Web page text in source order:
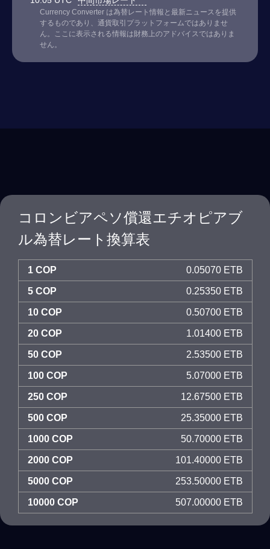
Currency Converter は為替レート情報と最新ニュースを提供
するものであり、通貨取引プラットフォームではありませ
ん。ここに表示される情報は財務上のアドバイスではありま
せん。
コロンビアペソ償還エチオピアブ
ル為替レート換算表
1 COP 0.05070 ETB
5 COP 0.25350 ETB
10 COP 0.50700 ETB
20 COP 1.01400 ETB
50 COP 2.53500 ETB
100 COP 5.07000 ETB
250 COP 12.67500 ETB
500 COP 25.35000 ETB
1000 COP 50.70000 ETB
2000 COP 101.40000 ETB
5000 COP 253.50000 ETB
10000 COP 507.00000 ETB